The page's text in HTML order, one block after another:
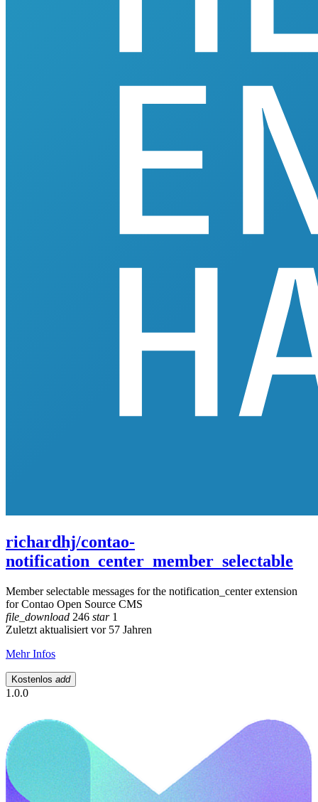
richardhj/contao-
notification_center_member_selectable
Member selectable messages for the notification_center extension
for Contao Open Source CMS
file_download 246 star1
Zuletzt aktualisiert vor 57 Jahren
Mehr Infos
Kostenlos add
1.0.0